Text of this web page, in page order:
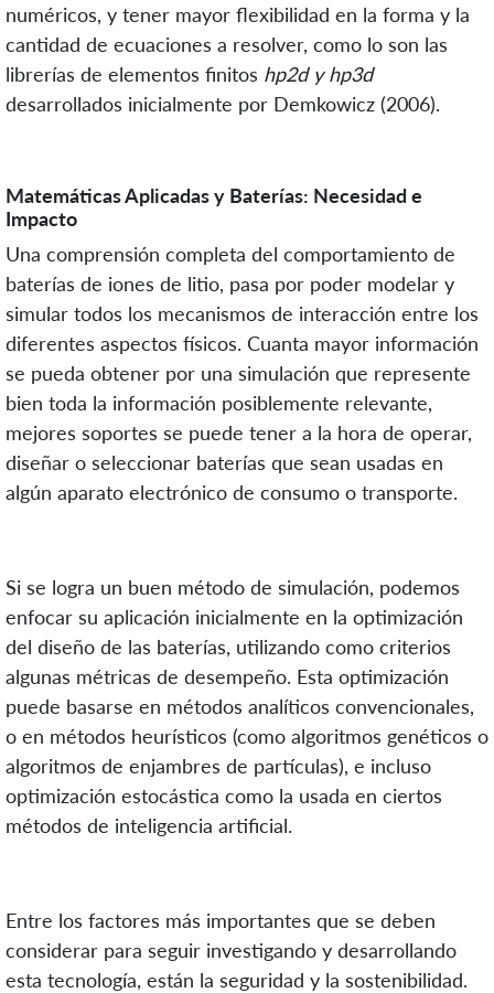
numéricos, y tener mayor flexibilidad en la forma y la
cantidad de ecuaciones a resolver, como lo son las
librerías de elementos finitos hp2d y hp3d
desarrollados inicialmente por Demkowicz (2006).
Matemáticas Aplicadas y Baterías: Necesidad e
Impacto
Una comprensión completa del comportamiento de
baterías de iones de litio, pasa por poder modelar y
simular todos los mecanismos de interacción entre los
diferentes aspectos físicos. Cuanta mayor información
se pueda obtener por una simulación que represente
bien toda la información posiblemente relevante,
mejores soportes se puede tener a la hora de operar,
diseñar o seleccionar baterías que sean usadas en
algún aparato electrónico de consumo o transporte.
Si se logra un buen método de simulación, podemos
enfocar su aplicación inicialmente en la optimización
del diseño de las baterías, utilizando como criterios
algunas métricas de desempeño. Esta optimización
puede basarse en métodos analíticos convencionales,
o en métodos heurísticos (como algoritmos genéticos o
algoritmos de enjambres de partículas), e incluso
optimización estocástica como la usada en ciertos
métodos de inteligencia artificial.
Entre los factores más importantes que se deben
considerar para seguir investigando y desarrollando
esta tecnología, están la seguridad y la sostenibilidad.